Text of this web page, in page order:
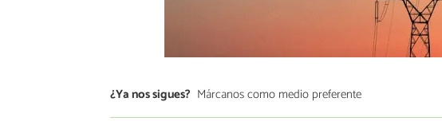
¿Ya nos sigues? Márcanos como medio preferente